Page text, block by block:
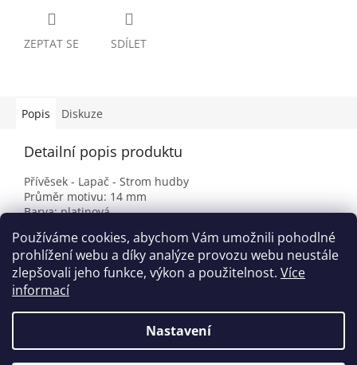
Používáme cookies, abychom Vám umožnili pohodlné
prohlížení webu a díky analýze provozu webu neustále
zlepšovali jeho funkce, výkon a použitelnost. Více
informací
Nastavení
ZEPTAT SE SDÍLET
Popis Diskuze
Detailní popis produktu
Přívěsek - Lapač - Strom hudby
Průměr motivu: 14 mm
Barva: platinová
Návrh a grafické zpracování: de Amor.
Vytvořil Shoptet